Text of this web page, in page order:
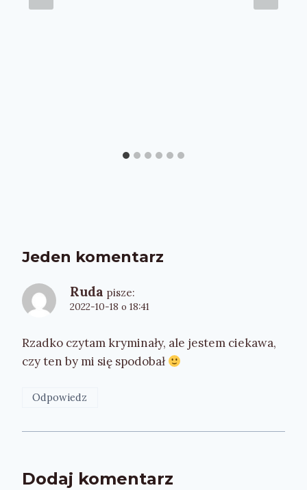
Jeden komentarz
Ruda pisze:
2022-10-18 o 18:41
Rzadko czytam kryminały, ale jestem ciekawa,
czy ten by mi się spodobał
Odpowiedz
Dodaj komentarz